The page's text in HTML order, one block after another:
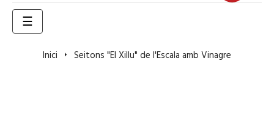
Toggle
navigation
☰
Inici Seitons "El Xillu" de l'Escala amb Vinagre